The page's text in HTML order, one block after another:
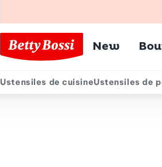
Menu
New
Menu
Ustensiles de cuisineUstensiles de